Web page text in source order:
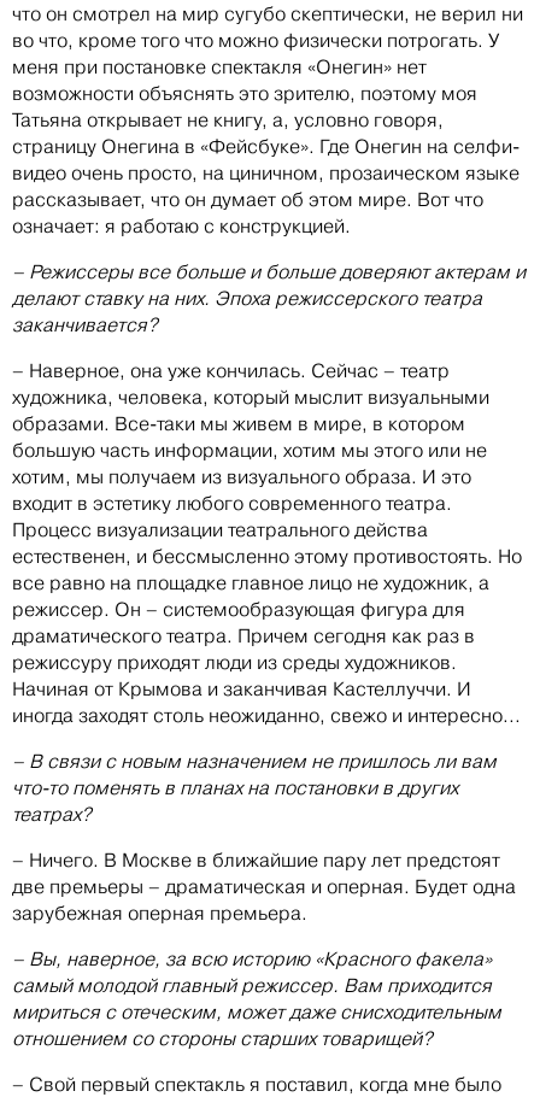
что он смотрел на мир сугубо скептически, не верил ни
во что, кроме того что можно физически потрогать. У
меня при постановке спектакля «Онегин» нет
возможности объяснять это зрителю, поэтому моя
Татьяна открывает не книгу, а, условно говоря,
страницу Онегина в «Фейсбуке». Где Онегин на селфи-
видео очень просто, на циничном, прозаическом языке
рассказывает, что он думает об этом мире. Вот что
означает: я работаю с конструкцией.
– Режиссеры все больше и больше доверяют актерам и
делают ставку на них. Эпоха режиссерского театра
заканчивается?
– Наверное, она уже кончилась. Сейчас – театр
художника, человека, который мыслит визуальными
образами. Все-таки мы живем в мире, в котором
большую часть информации, хотим мы этого или не
хотим, мы получаем из визуального образа. И это
входит в эстетику любого современного театра.
Процесс визуализации театрального действа
естественен, и бессмысленно этому противостоять. Но
все равно на площадке главное лицо не художник, а
режиссер. Он – системообразующая фигура для
драматического театра. Причем сегодня как раз в
режиссуру приходят люди из среды художников.
Начиная от Крымова и заканчивая Кастеллуччи. И
иногда заходят столь неожиданно, свежо и интересно...
– В связи с новым назначением не пришлось ли вам
что-то поменять в планах на постановки в других
театрах?
– Ничего. В Москве в ближайшие пару лет предстоят
две премьеры – драматическая и оперная. Будет одна
зарубежная оперная премьера.
– Вы, наверное, за всю историю «Красного факела»
самый молодой главный режиссер. Вам приходится
мириться с отеческим, может даже снисходительным
отношением со стороны старших товарищей?
– Свой первый спектакль я поставил, когда мне было